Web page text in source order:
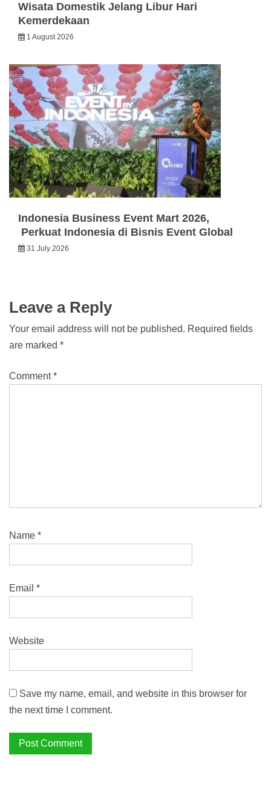
Wisata Domestik Jelang Libur Hari
Kemerdekaan
1 August 2026
Indonesia Business Event Mart 2026,
Perkuat Indonesia di Bisnis Event Global
31 July 2026
Leave a Reply
Your email address will not be published. Required fields
are marked *
Comment*
Name *
Email *
Website
Save my name, email, and website in this browser for
the next time I comment.